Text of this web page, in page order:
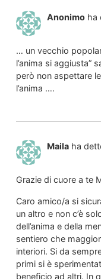
Anonimo ha
… un vecchio
l’anima si aggiusta”
però non aspettare
l’anima ….
Maila ha
Grazie di cuore a te
Caro amico/a si
un altro e non c’è
dell’anima e della
sentiero che
interiori. Si da
primi si è
beneficio ad altri. In